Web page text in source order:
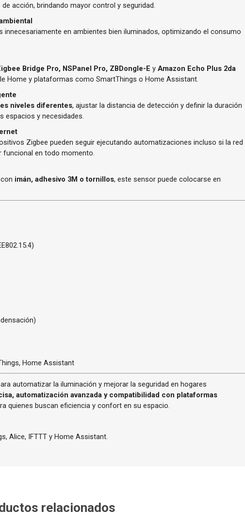
acción, brindando mayor control y seguridad.
innecesariamente en ambientes bien iluminados, optimizando el consumo
Bridge Pro, NSPanel Pro, ZBDongle-E yAmazon Echo Plus 2da
Home y plataformas como SmartThings o Home Assistant.
niveles diferentes, ajustar la distancia de detección y definir la duración
espacios y necesidades.
Zigbee pueden seguir ejecutando automatizaciones incluso si la red
funcional en todo momento.
imán, adhesivo 3M o tornillos, este sensor puede colocarse en
Home Assistant
automatizar la iluminación y mejorar la seguridad en hogares
automatización avanzada y compatibilidad con plataformas
quienes buscan eficiencia y confort en su espacio.
Alice, IFTTT y Home Assistant.
relacionados